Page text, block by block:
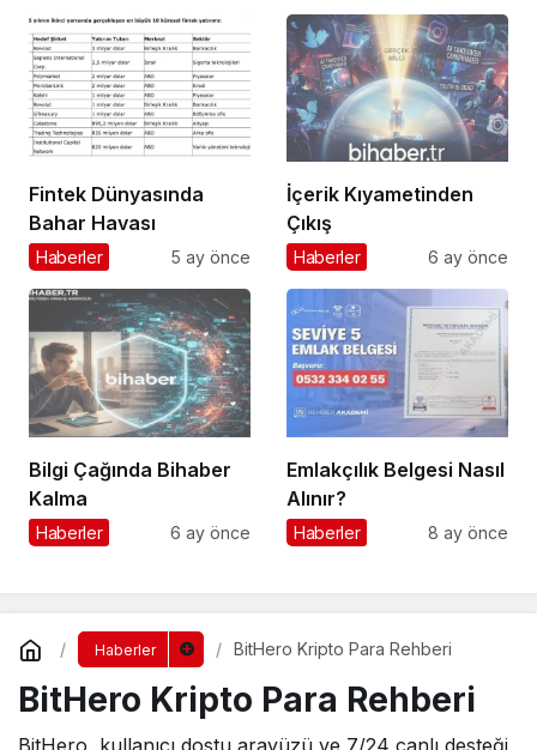
Sağlam Getirildi
İmtihanı
Fintek Dünyasında
Bahar Havası
Haberler 5 ay önce
İçerik Kıyametinden
Çıkış
Haberler 6 ay önce
Bilgi Çağında Bihaber
Kalma
Haberler 6 ay önce
Emlakçılık Belgesi Nasıl
Alınır?
Haberler 8 ay önce
Haberler BitHero Kripto Para Rehberi
BitHero Kripto Para Rehberi
BitHero, kullanıcı dostu arayüzü ve 7/24 canlı desteği